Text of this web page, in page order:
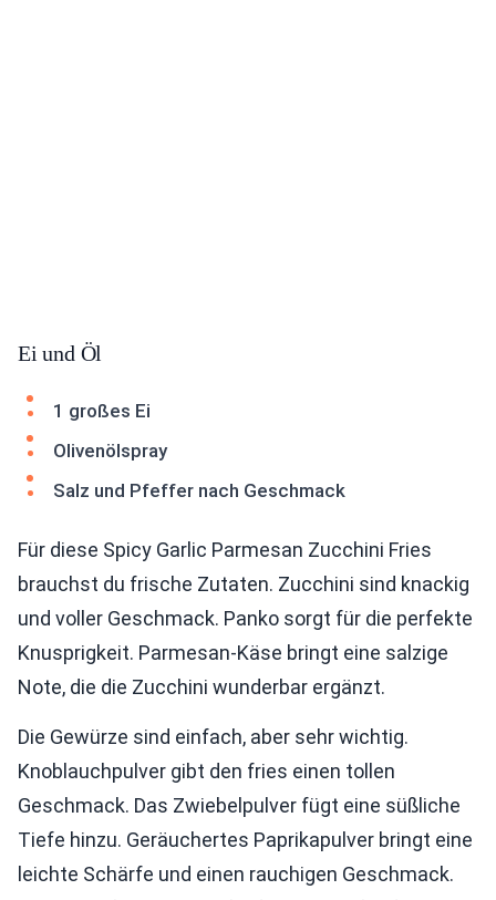
Ei und Öl
1 großes Ei
Olivenölspray
Salz und Pfeffer nach Geschmack
Für diese Spicy Garlic Parmesan Zucchini Fries
brauchst du frische Zutaten. Zucchini sind knackig
und voller Geschmack. Panko sorgt für die perfekte
Knusprigkeit. Parmesan-Käse bringt eine salzige
Note, die die Zucchini wunderbar ergänzt.
Die Gewürze sind einfach, aber sehr wichtig.
Knoblauchpulver gibt den fries einen tollen
Geschmack. Das Zwiebelpulver fügt eine süßliche
Tiefe hinzu. Geräuchertes Paprikapulver bringt eine
leichte Schärfe und einen rauchigen Geschmack.